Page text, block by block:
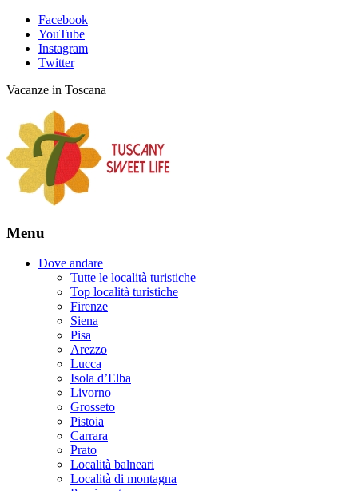
Facebook
YouTube
Instagram
Twitter
Vacanze in Toscana
Menu
Dove andare
Tutte le località turistiche
Top località turistiche
Firenze
Siena
Pisa
Arezzo
Lucca
Isola d’Elba
Livorno
Grosseto
Pistoia
Carrara
Prato
Località balneari
Località di montagna